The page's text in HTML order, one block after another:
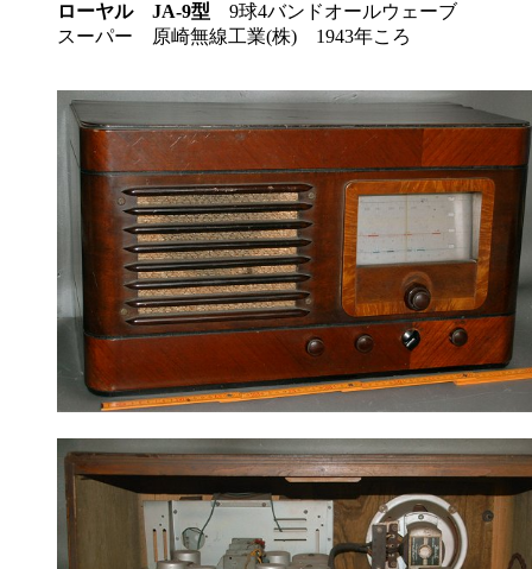
ローヤル JA-9型 9球4バンドオールウェーブ
スーパー 原崎無線工業(株) 1943年ころ